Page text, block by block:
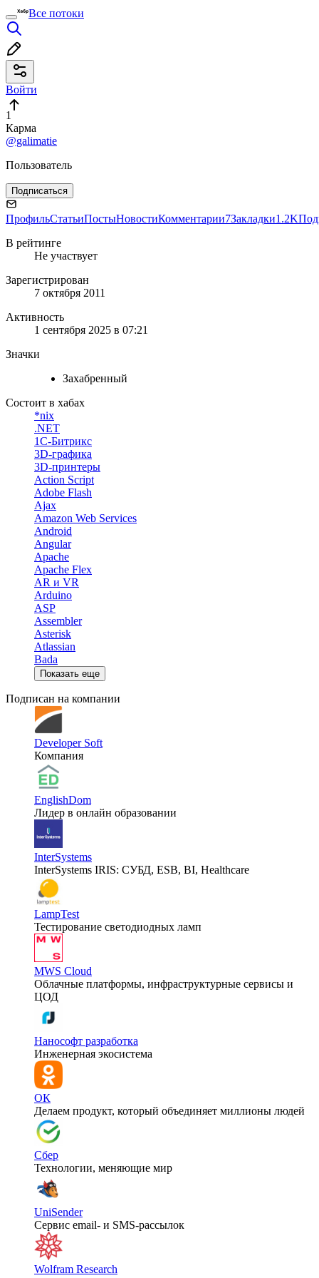
Все потоки
Войти
1
Карма
@galimatie
Пользователь
Подписаться
ПрофильСтатьиПостыНовостиКомментарии7Закладки1.2K
В рейтинге
Не участвует
Зарегистрирован
7 октября 2011
Активность
1 сентября 2025 в 07:21
Значки
Захабренный
Состоит в хабах
*nix
.NET
1С-Битрикс
3D-графика
3D-принтеры
Action Script
Adobe Flash
Ajax
Amazon Web Services
Android
Angular
Apache
Apache Flex
AR и VR
Arduino
ASP
Assembler
Asterisk
Atlassian
Bada
Показать еще
Подписан на компании
Developer Soft
Компания
EnglishDom
Лидер в онлайн образовании
InterSystems
InterSystems IRIS: СУБД, ESB, BI, Healthcare
LampTest
Тестирование светодиодных ламп
MWS Cloud
Облачные платформы, инфраструктурные сервисы и
ЦОД
Нанософт разработка
Инженерная экосистема
ОК
Делаем продукт, который объединяет миллионы людей
Сбер
Технологии, меняющие мир
UniSender
Сервис email- и SMS-рассылок
Wolfram Research